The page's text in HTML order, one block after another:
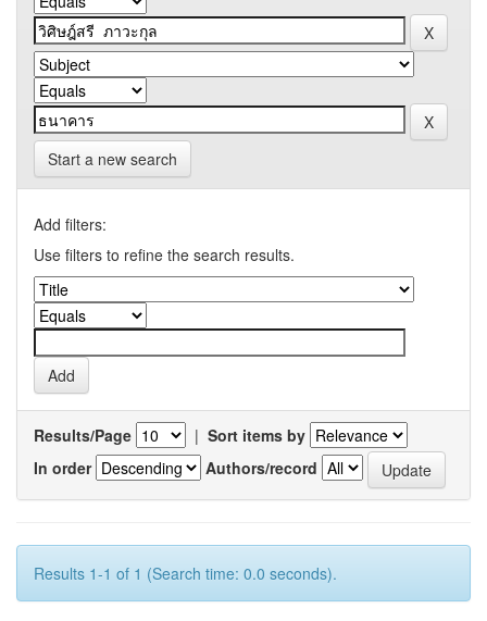
Start a new search
Add filters:
Use filters to refine the search results.
Results/Page | Sort items by
In order
Authors/record
Results 1-1 of 1 (Search time: 0.0 seconds).